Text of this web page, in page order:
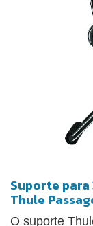
Suporte para
Thule
O suporte